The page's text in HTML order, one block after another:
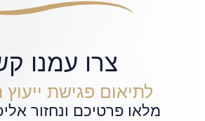
צרו עמנו
לתיאום פגישת ייעוץ
מלאו פרטיכם ונחזור